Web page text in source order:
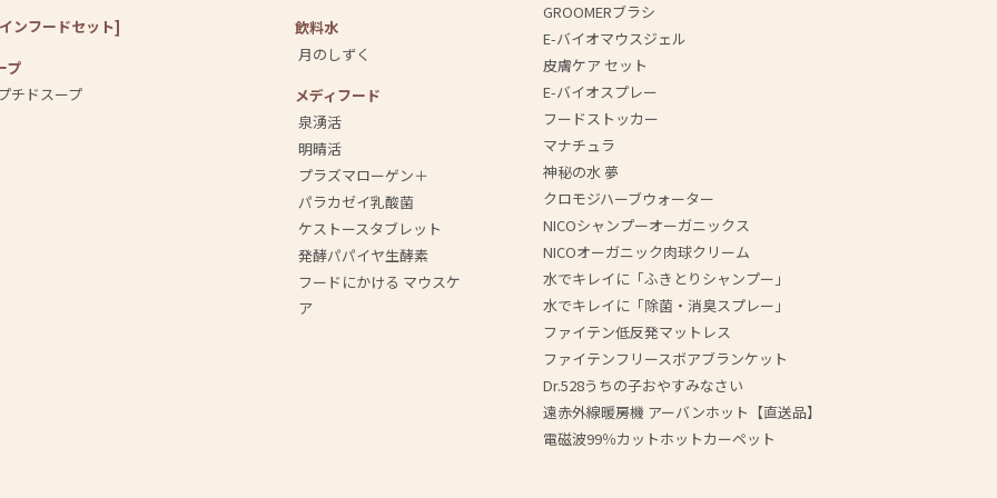
ンフードセット]
プ
チドスープ
飲料⽔
月のしずく
メディフード
泉湧活
明晴活
プラズマローゲン＋
パラカゼイ乳酸菌
ケストースタブレット
発酵パパイヤ生酵素
フードにかける マウスケ
ア
GROOMERブラシ
E-バイオマウスジェル
皮膚ケア セット
E-バイオスプレー
フードストッカー
マナチュラ
神秘の水 夢
クロモジハーブウォーター
NICOシャンプーオーガニックス
NICOオーガニック肉球クリーム
水でキレイに「ふきとりシャンプー」
水でキレイに「除菌・消臭スプレー」
ファイテン低反発マットレス
ファイテンフリースボアブランケット
Dr.528うちの子おやすみなさい
遠赤外線暖房機 アーバンホット【直送品】
電磁波99％カットホットカーペット